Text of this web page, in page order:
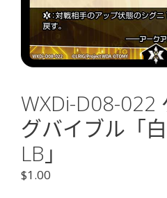
WXDi-D08-022
グバイブル「
LB」
$1.00